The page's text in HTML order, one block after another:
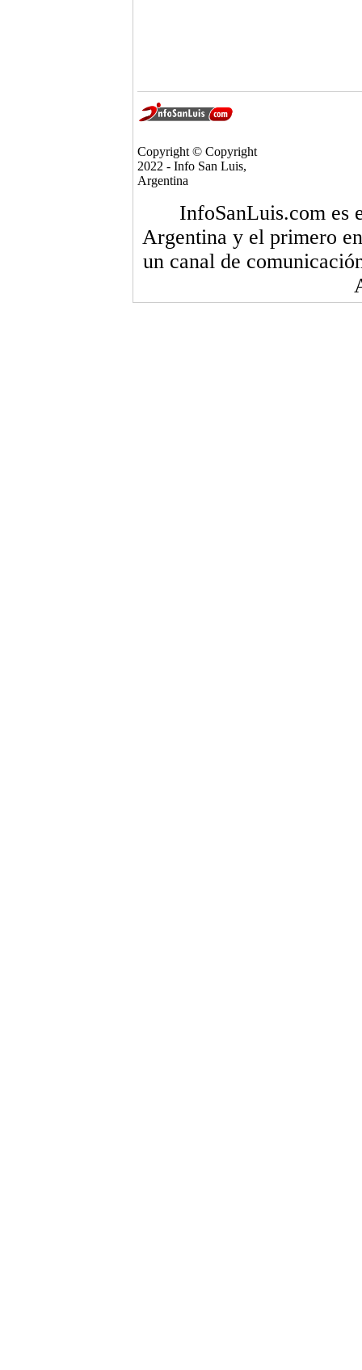
Copyright © Copyright
2022 - Info San Luis,
Argentina
InfoSanLuis.com es
Argentina y el primero
un canal de